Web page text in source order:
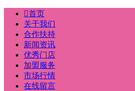
首页
关于我们
合作扶持
新闻资讯
优秀门店
加盟服务
市场行情
在线留言